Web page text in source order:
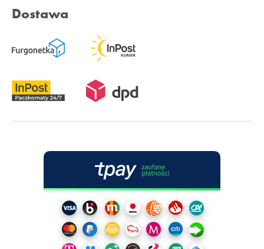
Dostawa